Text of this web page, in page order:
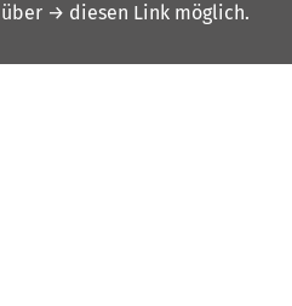
→ diesen Link möglich.